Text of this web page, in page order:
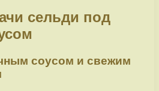
сельди под
соусом и свежим